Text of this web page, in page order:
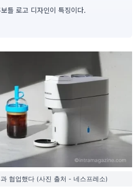
틀 로고 디자인이 특징이다.
협업했다 (사진 출처 - 네스프레소)